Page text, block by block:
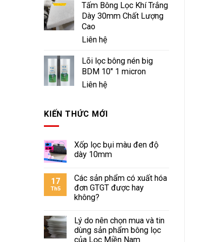
Tấm Bông Lọc Khí Trắng
Dày 30mm Chất Lượng
Cao
Liên hệ
Lõi lọc bông nén big
BDM 10" 1 micron
Liên hệ
KIẾN THỨC MỚI
Xốp lọc bụi màu đen độ
dày 10mm
17
Th5
Các sản phẩm có xuất hóa
đơn GTGT được hay
không?
Lý do nên chọn mua và tin
dùng sản phẩm bông lọc
của Lọc Miền Nam